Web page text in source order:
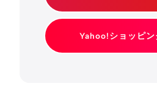
Yahoo!ショッピ